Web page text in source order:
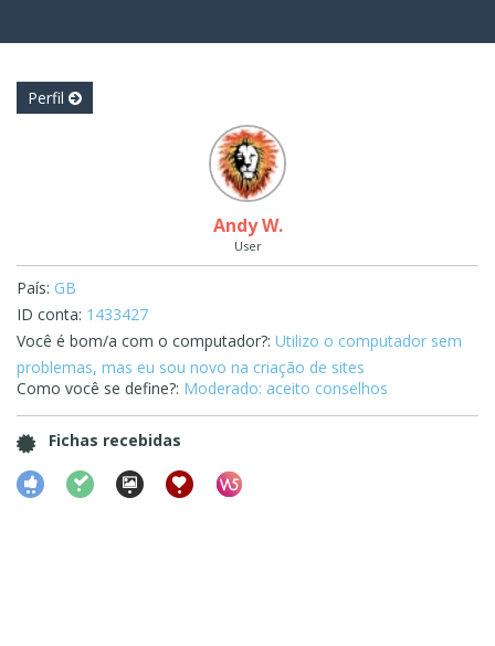
Perfil
Andy W.
User
País: GB
ID conta: 1433427
Você é bom/a com o computador?: Utilizo o computador sem
problemas, mas eu sou novo na criação de sites
Como você se define?: Moderado: aceito conselhos
Fichas recebidas